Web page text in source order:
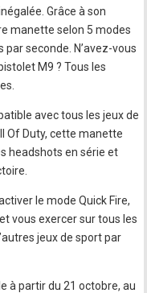
Grâce à son
manette selon 5 modes
seconde. N’avez-vous
M9 ? Tous les
avec tous les jeux de
Of Duty, cette manette
headshots en série et
le mode Quick Fire,
vous exercer sur tous les
jeux de sport par
à partir du 21 octobre, au